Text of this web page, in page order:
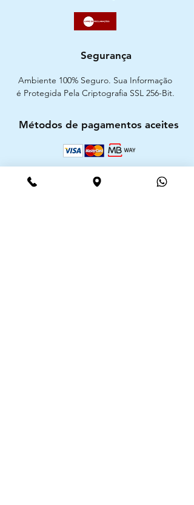
Segurança
Ambiente 100% Seguro. Sua Informação
é Protegida Pela Criptografia SSL 256-Bit.
Métodos de pagamentos aceites
CIMAAL - Centro de Arbitragem de